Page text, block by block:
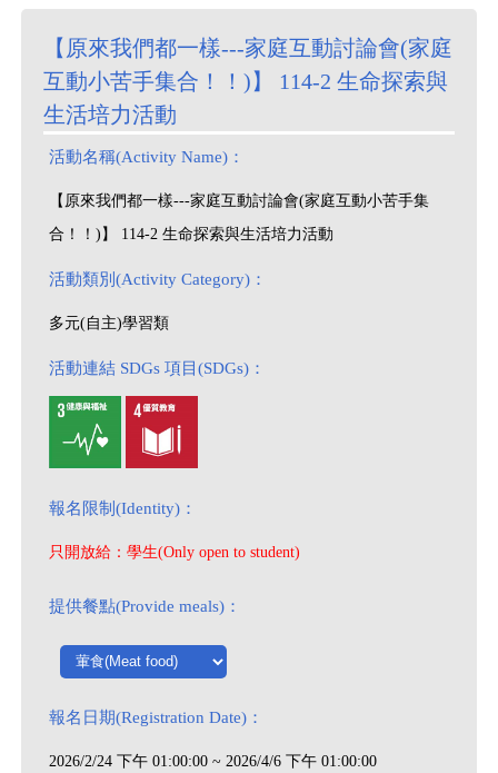
【原來我們都一樣---家庭互動討論會(家庭
互動小苦手集合！！)】 114-2 生命探索與
生活培力活動
活動名稱(Activity Name)：
【原來我們都一樣---家庭互動討論會(家庭互動小苦手集
合！！)】 114-2 生命探索與生活培力活動
活動類別(Activity Category)：
多元(自主)學習類
活動連結 SDGs 項目(SDGs)：
報名限制(Identity)：
只開放給：學生(Only open to student)
提供餐點(Provide meals)：
報名日期(Registration Date)：
2026/2/24 下午 01:00:00 ~ 2026/4/6 下午 01:00:00